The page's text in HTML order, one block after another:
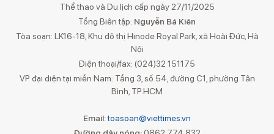
Thể thao và Du lịch cấp ngày 27/11/2025
Tổng Biên tập: Nguyễn Bá Kiên
Tòa soạn: LK16-18, Khu đô thị Hinode Royal Park, xã Hoài Đức, Hà
Nội
Điện thoại/fax: (024)32 151175
VP đại diện tại miền Nam: Tầng 3, số 54, đường C1, phường Tân
Bình, TP.HCM
Email:toasoan@viettimes.vn